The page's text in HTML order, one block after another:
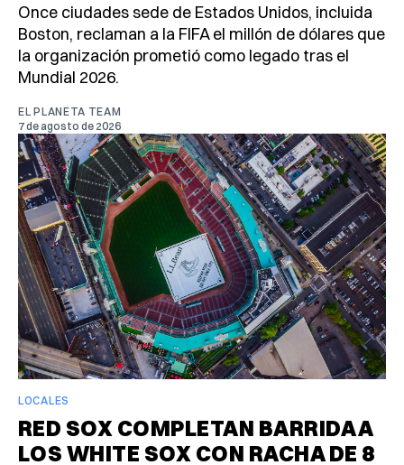
Once ciudades sede de Estados Unidos, incluida
Boston, reclaman a la FIFA el millón de dólares que
la organización prometió como legado tras el
Mundial 2026.
EL PLANETA TEAM
7 de agosto de 2026
LOCALES
RED SOX COMPLETAN BARRIDA A
LOS WHITE SOX CON RACHA DE 8